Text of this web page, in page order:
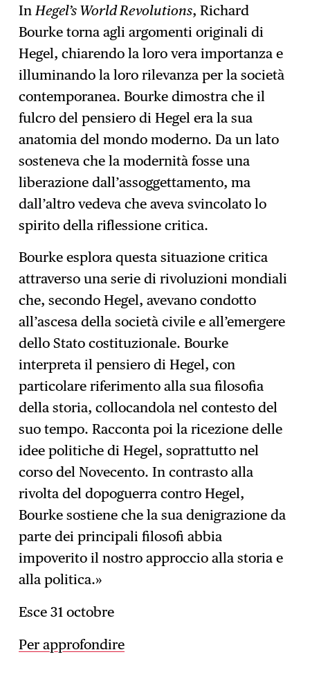
In Hegel’s World Revolutions, Richard
Bourke torna agli argomenti originali di
Hegel, chiarendo la loro vera importanza e
illuminando la loro rilevanza per la società
contemporanea. Bourke dimostra che il
fulcro del pensiero di Hegel era la sua
anatomia del mondo moderno. Da un lato
sosteneva che la modernità fosse una
liberazione dall’assoggettamento, ma
dall’altro vedeva che aveva svincolato lo
spirito della riflessione critica.
Bourke esplora questa situazione critica
attraverso una serie di rivoluzioni mondiali
che, secondo Hegel, avevano condotto
all’ascesa della società civile e all’emergere
dello Stato costituzionale. Bourke
interpreta il pensiero di Hegel, con
particolare riferimento alla sua filosofia
della storia, collocandola nel contesto del
suo tempo. Racconta poi la ricezione delle
idee politiche di Hegel, soprattutto nel
corso del Novecento. In contrasto alla
rivolta del dopoguerra contro Hegel,
Bourke sostiene che la sua denigrazione da
parte dei principali filosofi abbia
impoverito il nostro approccio alla storia e
alla politica.»
Esce 31 octobre
Per approfondire